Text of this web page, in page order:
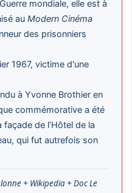
mondiale, elle est à
au Modern Cinéma
des prisonniers
1967, victime d'une
à Yvonne Brothier en
commémorative a été
de l’Hôtel de la
qui fut autrefois son
+ Wikipedia + Doc Le